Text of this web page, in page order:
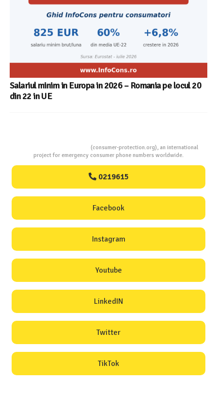
Salariul minim in Europa in 2026 – Romania pe locul 20
din 22 in UE
(consumer-protection.org), an international
project for emergency consumer phone numbers worldwide.
0219615
Facebook
Instagram
Youtube
LinkedIN
Twitter
TikTok